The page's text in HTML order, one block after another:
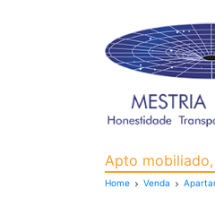
Apto
Home Venda